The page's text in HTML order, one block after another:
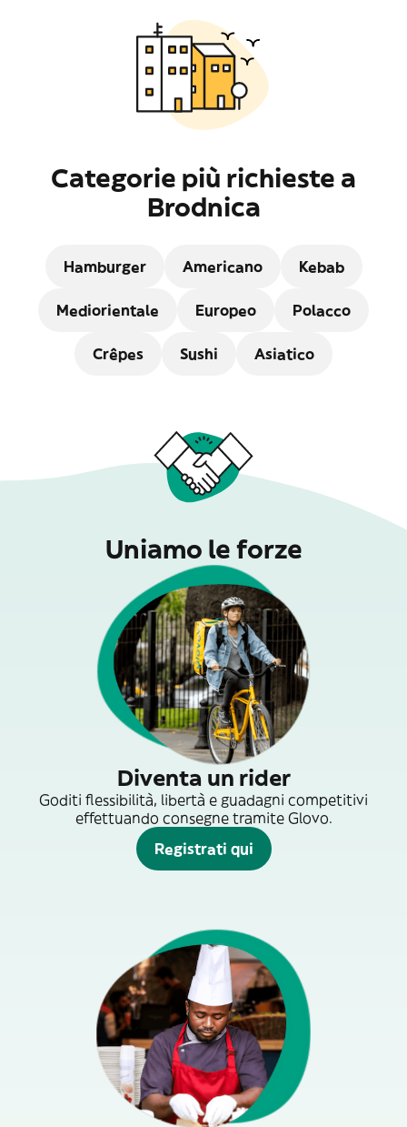
Categorie più richieste a
Brodnica
Hamburger Americano Kebab
Mediorientale Europeo Polacco
Crêpes Sushi Asiatico
Uniamo le forze
Diventa un rider
Goditi flessibilità, libertà e guadagni competitivi
effettuando consegne tramite Glovo.
Registrati qui